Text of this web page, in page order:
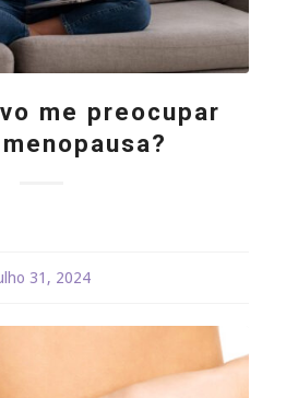
me preocupar
31, 2024